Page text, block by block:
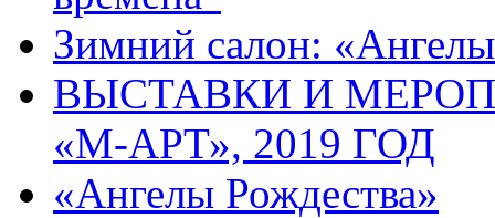
Зимний салон:
ВЫСТАВКИ И
«М-АРТ», 2019 ГОД
«Ангелы Рождества»